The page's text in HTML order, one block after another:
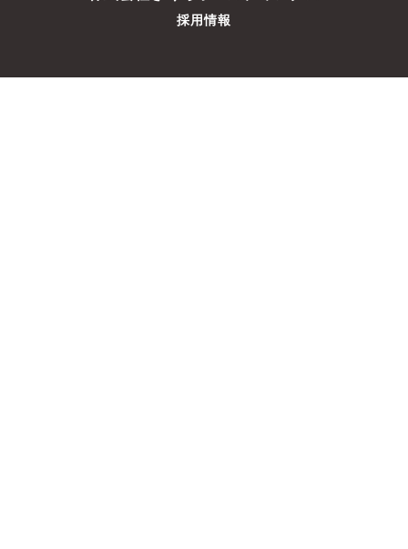
採用情報